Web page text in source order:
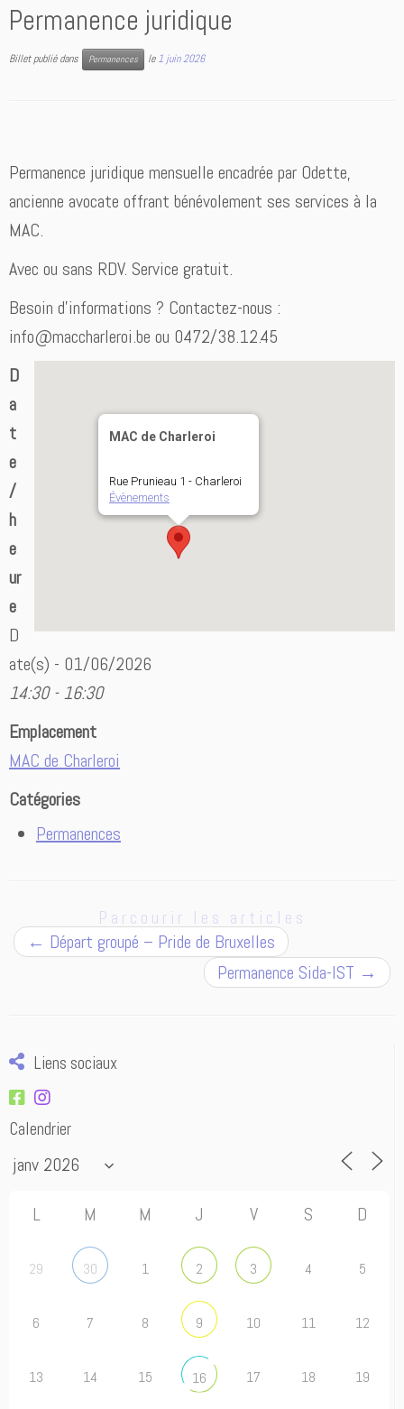
Permanence juridique
Billet publié dans Permanences le1 juin 2026
Permanence juridique mensuelle encadrée par Odette,
ancienne avocate offrant bénévolement ses services à la
MAC.
Avec ou sans RDV. Service gratuit.
Besoin d’informations ? Contactez-nous :
info@maccharleroi.be ou 0472/38.12.45
MAC de Charleroi
Rue Prunieau 1 - Charleroi
Évènements
D
a
t
e
/
h
e
ur
e
D
ate(s) - 01/06/2026
14:30 - 16:30
Emplacement
MAC de Charleroi
Catégories
Permanences
Parcourir les articles
← Départ groupé – Pride de Bruxelles
Permanence Sida-IST →
Liens sociaux
Calendrier
L M M J V S D
29 30 1 2 3 4 5
6 7 8 9 10 11 12
13 14 15 16 17 18 19